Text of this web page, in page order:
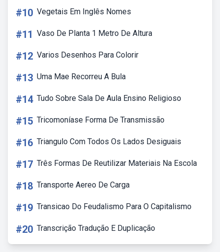
#10 Vegetais Em Inglês Nomes
#11 Vaso De Planta 1 Metro De Altura
#12 Varios Desenhos Para Colorir
#13 Uma Mae Recorreu A Bula
#14 Tudo Sobre Sala De Aula Ensino Religioso
#15 Tricomoníase Forma De Transmissão
#16 Triangulo Com Todos Os Lados Desiguais
#17 Três Formas De Reutilizar Materiais Na Escola
#18 Transporte Aereo De Carga
#19 Transicao Do Feudalismo Para O Capitalismo
#20 Transcrição Tradução E Duplicação